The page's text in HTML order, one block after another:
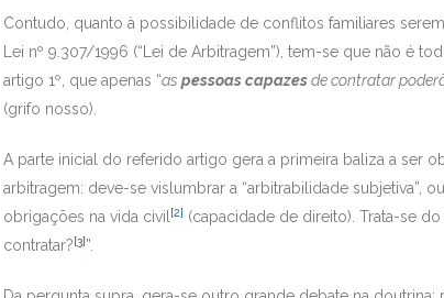
Contudo, quanto à possibilidade de conflitos familiares
Lei nº 9.307/1996 (“Lei de Arbitragem”), tem-se que não é
artigo 1º, que apenas “as pessoas capazesde contratar
(grifo nosso).
A parte inicial do referido artigo gera a primeira baliza a ser
arbitragem: deve-se vislumbrar a “arbitrabilidade subjetiva”,
obrigações na vida civil[2] (capacidade de direito). Trata-se
contratar?[3]”.